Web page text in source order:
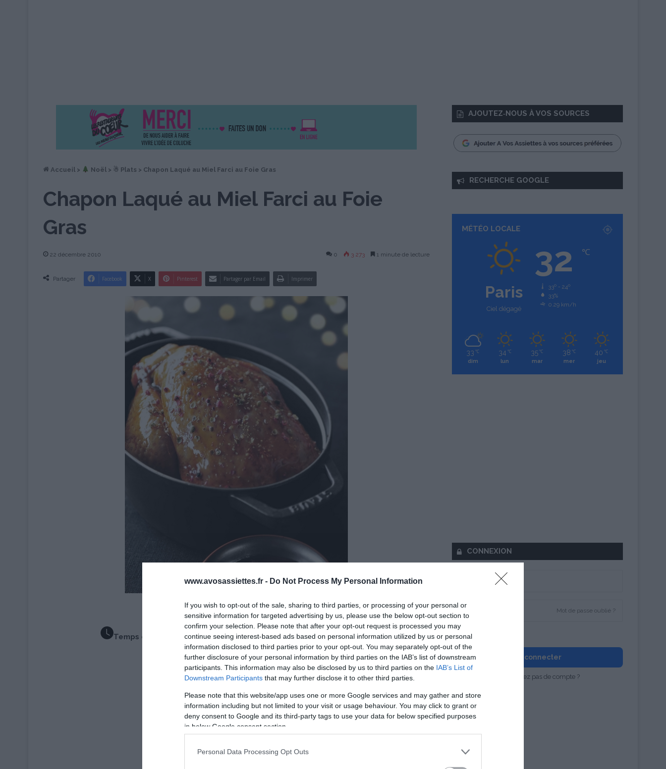
www.avosassiettes.fr - Do Not Process My Personal Information
If you wish to opt-out of the sale, sharing to third parties, or processing of your personal or
sensitive information for targeted advertising by us, please use the below opt-out section to
confirm your selection. Please note that after your opt-out request is processed you may
continue seeing interest-based ads based on personal information utilized by us or personal
information disclosed to third parties prior to your opt-out. You may separately opt-out of the
further disclosure of your personal information by third parties on the IAB’s list of downstream
participants. This information may also be disclosed by us to third parties on the IAB’s List of
Downstream Participants that may further disclose it to other third parties.
Please note that this website/app uses one or more Google services and may gather and store
information including but not limited to your visit or usage behaviour. You may click to grant or
deny consent to Google and its third-party tags to use your data for below specified purposes
in below Google consent section.
Personal Data Processing Opt Outs
Accueil > ︎ Noël > ☃ Plats > Chapon Laqué au Miel Farci au Foie Gras
Chapon Laqué au Miel Farci au Foie
Gras
22 décembre 2010 0 3 273 1 minute de lecture
Partager Facebook X Pinterest Partager par Email Imprimer
Proportions pour 6 Personnes
Temps de Préparation 1 Heure
Temps de Cuisson 2 h 30 Minutes
AJOUTEZ‑NOUS À VOS SOURCES
RECHERCHE GOOGLE
MÉTÉO LOCALE
Paris
Ciel dégagé
32 ℃
33º - 24º
33%
0.29 km/h
33 ℃
dim
34 ℃
lun
35 ℃
mar
38 ℃
mer
40 ℃
jeu
CONNEXION
Mot de passe oublié ?
Se souvenir de moi
Se connecter
Vous n'avez pas de compte ?